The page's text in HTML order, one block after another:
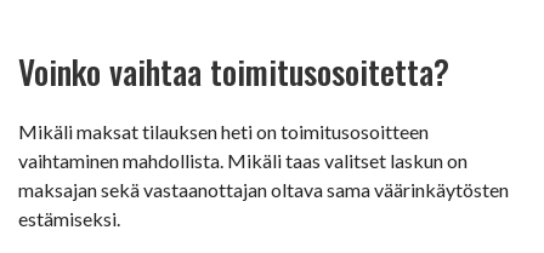
Voinko vaihtaa toimitusosoitetta?
Mikäli maksat tilauksen heti on toimitusosoitteen
vaihtaminen mahdollista. Mikäli taas valitset laskun on
maksajan sekä vastaanottajan oltava sama väärinkäytösten
estämiseksi.